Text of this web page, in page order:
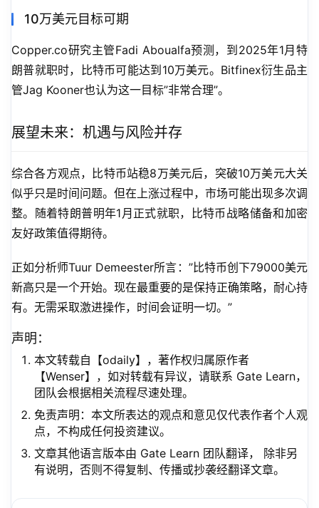
10万美元目标可期
Copper.co研究主管Fadi Aboualfa预测，到2025年1月特
朗普就职时，比特币可能达到10万美元。Bitfinex衍生品主
管Jag Kooner也认为这一目标”非常合理”。
展望未来：机遇与风险并存
综合各方观点，比特币站稳8万美元后，突破10万美元大关
似乎只是时间问题。但在上涨过程中，市场可能出现多次调
整。随着特朗普明年1月正式就职，比特币战略储备和加密
友好政策值得期待。
正如分析师Tuur Demeester所言：”比特币创下79000美元
新高只是一个开始。现在最重要的是保持正确策略，耐心持
有。无需采取激进操作，时间会证明一切。”
声明：
本文转载自【odaily】，著作权归属原作者
【Wenser】，如对转载有异议，请联系 Gate Learn，
团队会根据相关流程尽速处理。
免责声明：本文所表达的观点和意见仅代表作者个人观
点，不构成任何投资建议。
文章其他语言版本由 Gate Learn 团队翻译， 除非另
有说明，否则不得复制、传播或抄袭经翻译文章。